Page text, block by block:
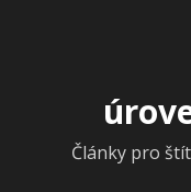
Články pro